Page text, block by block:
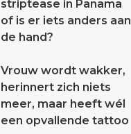
striptease in Panama
of is er iets anders aan
de hand?
Vrouw wordt wakker,
herinnert zich niets
meer, maar heeft wél
een opvallende tattoo